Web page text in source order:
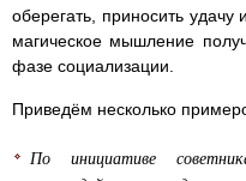
оберегать, приносить
магическое мышление
фазе социализации.
Приведём несколько
По инициативе